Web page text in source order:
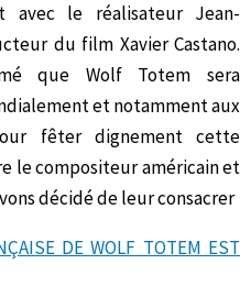
avec le réalisateur Jean-
du film Xavier Castano.
que Wolf Totem sera
et notamment aux
fêter dignement cette
le compositeur américain et
décidé de leur consacrer